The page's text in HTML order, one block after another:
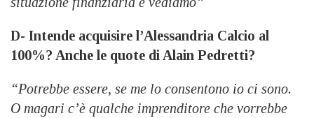
D- Intende acquisire l’Alessandria Calcio al
100%? Anche le quote di Alain Pedretti?
“Potrebbe essere, se me lo consentono io ci sono.
O magari c’è qualche imprenditore che vorrebbe